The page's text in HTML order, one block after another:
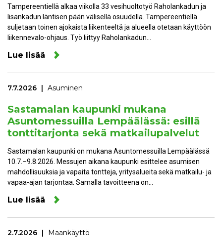
Tampereentiellä alkaa viikolla 33 vesihuoltotyö Raholankadun ja
Iisankadun läntisen pään välisellä osuudella. Tampereentiellä
suljetaan toinen ajokaista liikenteeltä ja alueella otetaan käyttöön
liikennevalo-ohjaus. Työ liittyy Raholankadun…
Lue lisää
7.7.2026 Asuminen
Sastamalan kaupunki mukana
Asuntomessuilla Lempäälässä: esillä
tonttitarjonta sekä matkailupalvelut
Sastamalan kaupunki on mukana Asuntomessuilla Lempäälässä
10.7.–9.8.2026. Messujen aikana kaupunki esittelee asumisen
mahdollisuuksia ja vapaita tontteja, yritysalueita sekä matkailu- ja
vapaa-ajan tarjontaa. Samalla tavoitteena on…
Lue lisää
2.7.2026 Maankäyttö